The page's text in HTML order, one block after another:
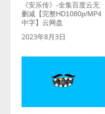
《安乐传》-全集百度云无
删减【完整HD1080p/MP4
中字】云网盘
2023年8月3日